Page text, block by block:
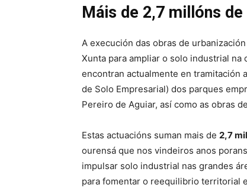
Máis de 2,7 millóns de
A execución das obras de
Xunta para ampliar o solo industrial na
encontran actualmente en tramitación
de Solo Empresarial) dos parques
Pereiro de Aguiar, así como as obras
Estas actuacións suman mais de 2,7
ourensá que nos vindeiros anos
impulsar solo industrial nas grandes
para fomentar o reequilibrio territorial